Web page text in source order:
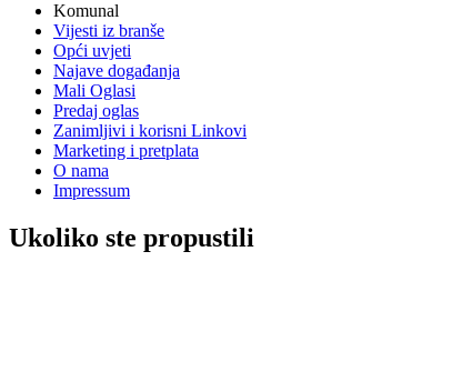
Komunal
Vijesti iz branše
Opći uvjeti
Najave događanja
Mali Oglasi
Predaj oglas
Zanimljivi i korisni Linkovi
Marketing i pretplata
O nama
Impressum
Ukoliko ste propustili